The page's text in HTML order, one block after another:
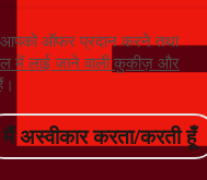
आपको ऑफर प्रदान करने तथा
में लाई जाने वाली कुकीज़ और
मैं अस्वीकार करता/करती हूँ